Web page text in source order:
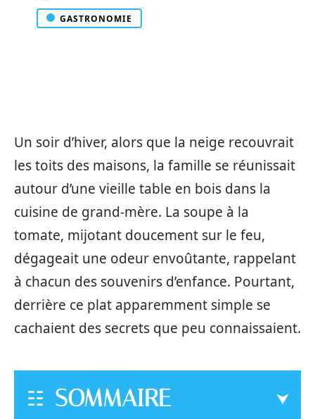
GASTRONOMIE
Un soir d’hiver, alors que la neige recouvrait
les toits des maisons, la famille se réunissait
autour d’une vieille table en bois dans la
cuisine de grand-mère. La soupe à la
tomate, mijotant doucement sur le feu,
dégageait une odeur envoûtante, rappelant
à chacun des souvenirs d’enfance. Pourtant,
derrière ce plat apparemment simple se
cachaient des secrets que peu connaissaient.
SOMMAIRE